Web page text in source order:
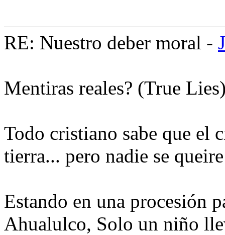
RE: Nuestro deber moral -
Mentiras reales? (True
Todo cristiano sabe que el
tierra... pero nadie se
Estando en una procesión
Ahualulco, Solo un niño